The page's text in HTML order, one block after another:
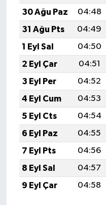
30 Ağu Paz
04:48
31 Ağu Pts
04:49
1 Eyl Sal
04:50
2 Eyl Çar
04:51
3 Eyl Per
04:52
4 Eyl Cum
04:53
5 Eyl Cts
04:54
6 Eyl Paz
04:55
7 Eyl Pts
04:56
8 Eyl Sal
04:57
9 Eyl Çar
04:58